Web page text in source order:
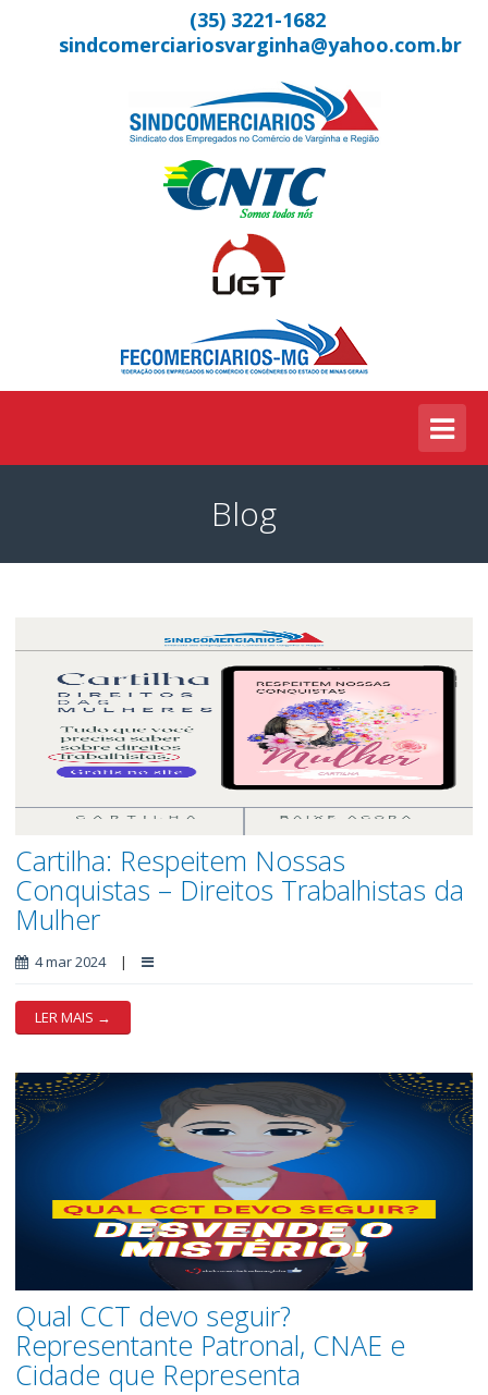
(35) 3221-1682
sindcomerciariosvarginha@yahoo.com.br
Blog
Cartilha: Respeitem Nossas
Conquistas – Direitos Trabalhistas da
Mulher
4 mar 2024 |
LER MAIS →
Qual CCT devo seguir?
Representante Patronal, CNAE e
Cidade que Representa